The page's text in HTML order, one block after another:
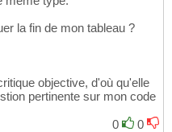
la fin de mon tableau ?
objective, d'où qu'elle
pertinente sur mon code
0
0